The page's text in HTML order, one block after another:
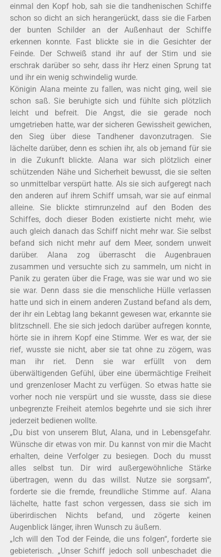
einmal den Kopf hob, sah sie die tandhenischen Schiffe
schon so dicht an sich herangerückt, dass sie die Farben
der bunten Schilder an der Außenhaut der Schiffe
erkennen konnte. Fast blickte sie in die Gesichter der
Feinde. Der Schweiß stand ihr auf der Stirn und sie
erschrak darüber so sehr, dass ihr Herz einen Sprung tat
und ihr ein wenig schwindelig wurde.
Königin Alana meinte zu fallen, was nicht ging, weil sie
schon saß. Sie beruhigte sich und fühlte sich plötzlich
leicht und befreit. Die Angst, die sie gerade noch
umgetrieben hatte, war der sicheren Gewissheit gewichen,
den Sieg über diese Tandhener davonzutragen. Sie
lächelte darüber, denn es schien ihr, als ob jemand für sie
in die Zukunft blickte. Alana war sich plötzlich einer
schützenden Nähe und Sicherheit bewusst, die sie selten
so unmittelbar verspürt hatte. Als sie sich aufgeregt nach
den anderen auf ihrem Schiff umsah, war sie auf einmal
alleine. Sie blickte stirnrunzelnd auf den Boden des
Schiffes, doch dieser Boden existierte nicht mehr, wie
auch gleich danach das Schiff nicht mehr war. Sie selbst
befand sich nicht mehr auf dem Meer, sondern unweit
darüber. Alana zog überrascht die Augenbrauen
zusammen und versuchte sich zu sammeln, um nicht in
Panik zu geraten über die Frage, was sie war und wo sie
sie war. Denn dass sie die menschliche Hülle verlassen
hatte und sich in einem anderen Zustand befand als dem,
der ihr ein Lebtag lang bekannt gewesen war, erkannte sie
blitzschnell. Ehe sie sich jedoch darüber aufregen konnte,
hörte sie in ihrem Kopf eine Stimme. Wer es war, der sie
rief, wusste sie nicht, aber sie tat ohne zu zögern, was
man ihr riet. Denn sie war erfüllt von dem
überwältigenden Gefühl, über eine übermächtige Freiheit
und grenzenloser Macht zu verfügen. So etwas hatte sie
vorher noch nie verspürt und sie wusste, dass sie diese
unbegrenzte Freiheit atemlos begehrte und sie sich ihrer
jederzeit bedienen wollte.
„Du bist von unserem Blut, Alana, und in Lebensgefahr.
Wünsche dir etwas von mir. Du kannst von mir die Macht
erhalten, deine Verfolger zu besiegen. Doch du musst
alles selbst tun. Dir wird außergewöhnliche Stärke
übertragen, wenn du das willst. Nutze sie sorgsam“,
forderte sie die fremde, freundliche Stimme auf. Alana
lächelte, hatte fast schon vergessen, dass sie sich im
überirdischen Nichts befand, und zögerte keinen
Augenblick länger, ihren Wunsch zu äußern.
„Ich will den Tod der Feinde, die uns folgen“, forderte sie
gebieterisch. „Unser Schiff jedoch soll unbeschadet die